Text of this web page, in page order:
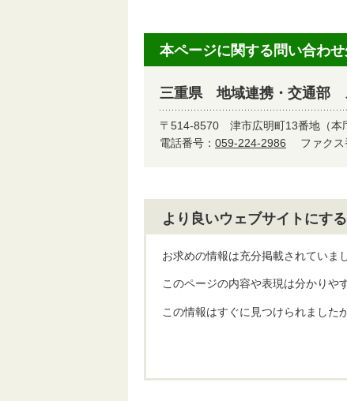
本ページに関する問い合わ
三重県 地域連携・交通部
〒514-8570 津市広明町13番地（本
電話番号： 059-224-2986 ファク
より良いウェブサイトにす
お求めの情報は充分掲載されていま
このページの内容や表現は分かりや
この情報はすぐに見つけられました